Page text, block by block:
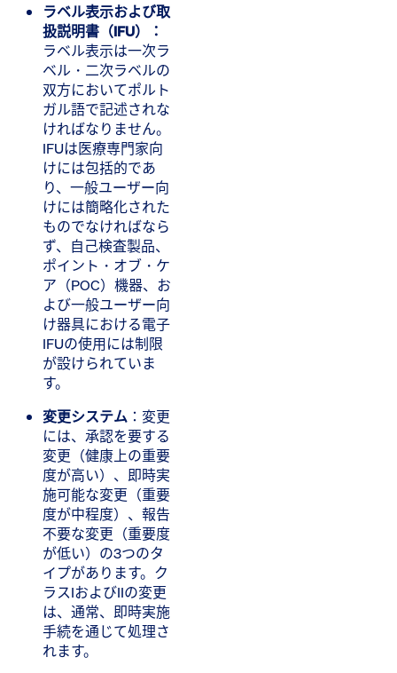
ラベル表示および取
扱説明書（IFU）：
ラベル表示は一次ラ
ベル・二次ラベルの
双方においてポルト
ガル語で記述されな
ければなりません。
IFUは医療専門家向
けには包括的であ
り、一般ユーザー向
けには簡略化された
ものでなければなら
ず、自己検査製品、
ポイント・オブ・ケ
ア（POC）機器、お
よび一般ユーザー向
け器具における電子
IFUの使用には制限
が設けられていま
す。
変更システム ​：変更
には、承認を要する
変更（健康上の重要
度が高い）、即時実
施可能な変更（重要
度が中程度）、報告
不要な変更（重要度
が低い）の3つのタ
イプがあります。ク
ラスIおよびIIの変更
は、通常、即時実施
手続を通じて処理さ
れます。